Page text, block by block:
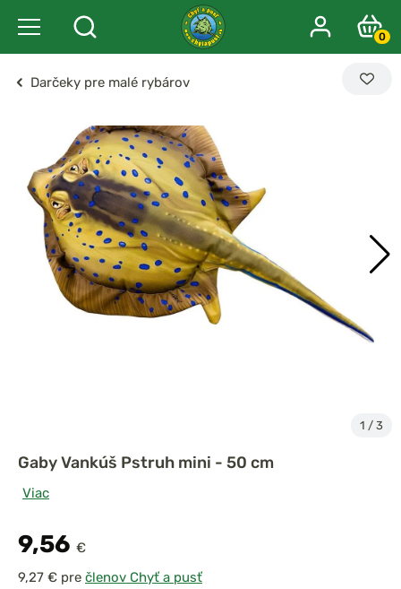
0
Darčeky pre malé rybárov
1 / 3
Gaby Vankúš Pstruh mini - 50 cm
Viac
9,56 €
pre členov Chyť a pusť